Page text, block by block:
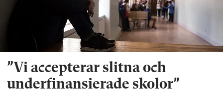
”Vi accepterar slitna och
underfinansierade skolor”